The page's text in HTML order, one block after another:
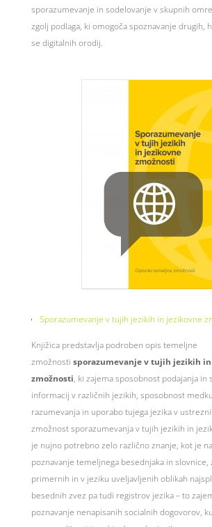
sporazumevanje in sodelovanje v skupnih
zgolj podlaga, ki omogoča spoznavanje drugih,
se digitalnih orodij.
Sporazumevanje v tujih jezikih in jezikovne
Knjižica predstavlja podroben opis temeljne
zmožnosti sporazumevanje v tujih jezikih
zmožnosti, ki zajema sposobnost podajanja in
informacij v različnih jezikih, sposobnost
razumevanja in uporabo tujega jezika v
zmožnost sporazumevanja v tujih jezikih in
je nujno potrebno zelo različno znanje, kot je
poznavanje temeljnega besednjaka in slovnice,
primernih in v jeziku uveljavljenih oblikah
besednih zvez pa tudi registrov jezika – to
poznavanje nenapisanih socialnih dogovorov,